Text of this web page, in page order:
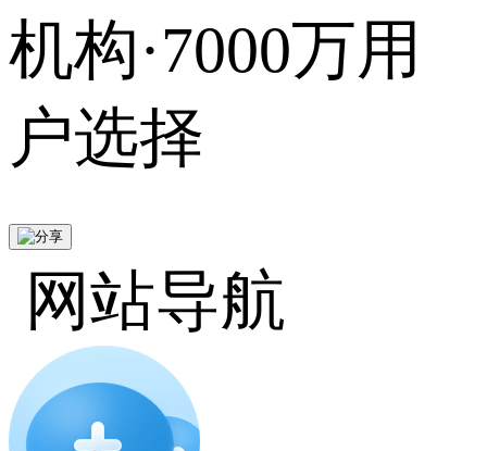
机构·7000万用
户选择
网站导航